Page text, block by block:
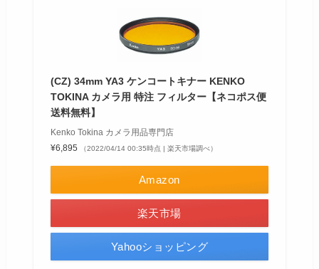
(CZ) 34mm YA3 ケンコートキナー KENKO
TOKINA カメラ用 特注 フィルター【ネコポス便
送料無料】
Kenko Tokina カメラ用品専門店
¥6,895
（2022/04/14 00:35時点 | 楽天市場調べ）
Amazon
楽天市場
Yahooショッピング